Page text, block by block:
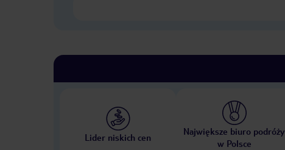
Lider niskich cen
Największe biuro podróży
w Polsce